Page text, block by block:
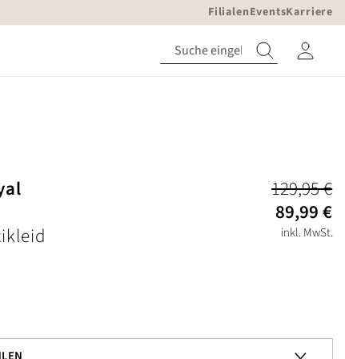
FilialenEventsKarriere
129,95 €
89,99 €
inkl. MwSt.